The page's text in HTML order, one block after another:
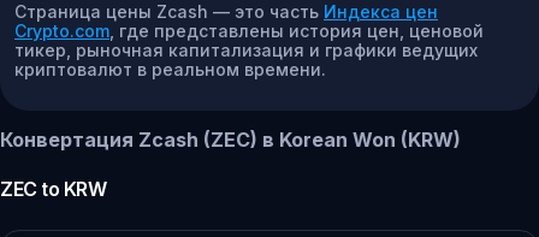
Страница цены Zcash — это часть Индекса цен
Crypto.com , где представлены история цен, ценовой
тикер, рыночная капитализация и графики ведущих
криптовалют в реальном времени.
Конвертация Zcash (ZEC) в Korean Won (KRW)
ZEC to KRW